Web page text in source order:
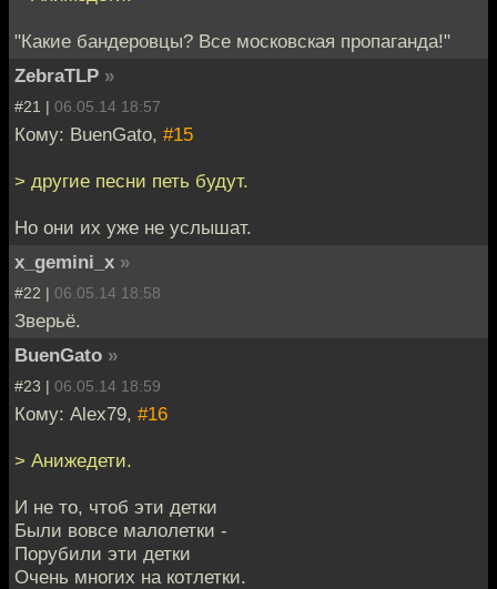
"Какие бандеровцы? Все московская пропаганда!"
ZebraTLP »
#21 | 06.05.14 18:57
Кому: BuenGato, #15
> другие песни петь будут.
Но они их уже не услышат.
x_gemini_x »
#22 | 06.05.14 18:58
Зверьё.
BuenGato »
#23 | 06.05.14 18:59
Кому: Alex79, #16
> Анижедети.
И не то, чтоб эти детки
Были вовсе малолетки -
Порубили эти детки
Очень многих на котлетки.